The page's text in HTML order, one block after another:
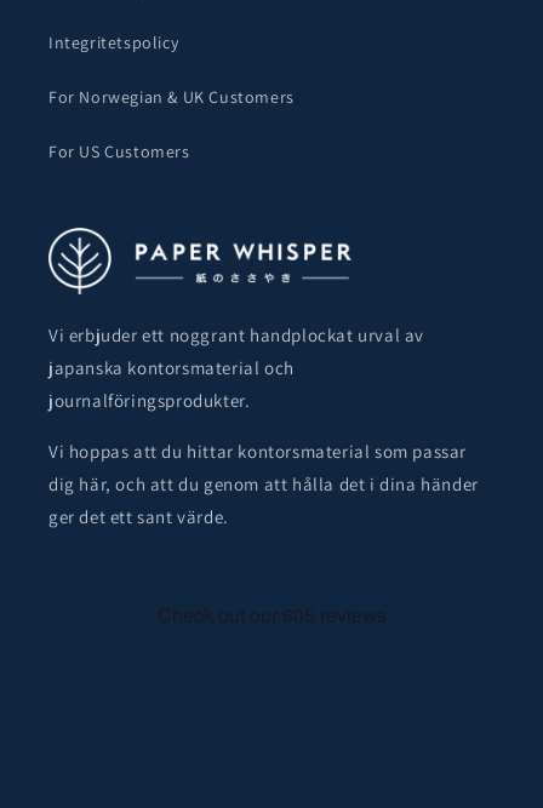
Integritetspolicy
For Norwegian & UK Customers
For US Customers
Vi erbjuder ett noggrant handplockat urval av
japanska kontorsmaterial och
journalföringsprodukter.
Vi hoppas att du hittar kontorsmaterial som passar
dig här, och att du genom att hålla det i dina händer
ger det ett sant värde.